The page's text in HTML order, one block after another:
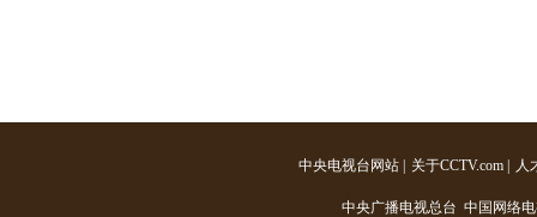
中央电视台网站 关于CCTV.com 人
中央广播电视总台 中国网络